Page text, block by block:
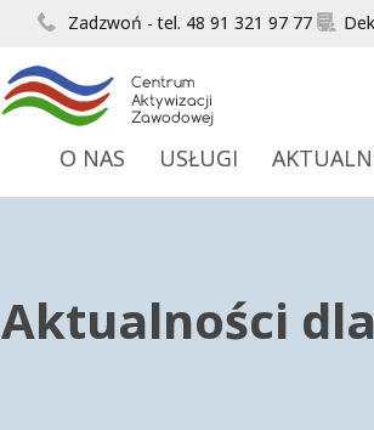
Zadzwoń - tel. 48 91 321 97 77
O NAS USŁUGI
Aktualności